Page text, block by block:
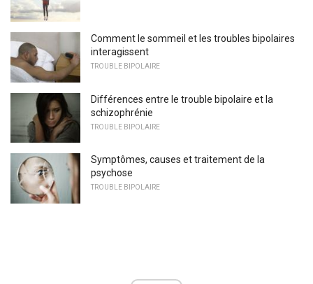
Comment le sommeil et les troubles bipolaires
interagissent
TROUBLE BIPOLAIRE
Différences entre le trouble bipolaire et la
schizophrénie
TROUBLE BIPOLAIRE
Symptômes, causes et traitement de la
psychose
TROUBLE BIPOLAIRE